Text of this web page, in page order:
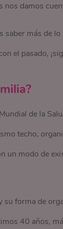
nos damos
saber más de
el pasado,
de la
techo,
un modo de
su forma de
40 años,